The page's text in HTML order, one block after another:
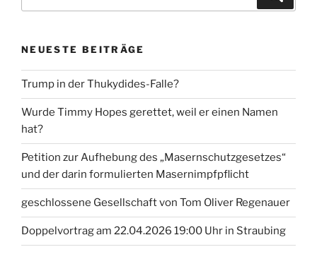
nach:
NEUESTE BEITRÄGE
Trump in der Thukydides-Falle?
Wurde Timmy Hopes gerettet, weil er einen Namen
hat?
Petition zur Aufhebung des „Masernschutzgesetzes“
und der darin formulierten Masernimpfpflicht
geschlossene Gesellschaft von Tom Oliver Regenauer
Doppelvortrag am 22.04.2026 19:00 Uhr in Straubing